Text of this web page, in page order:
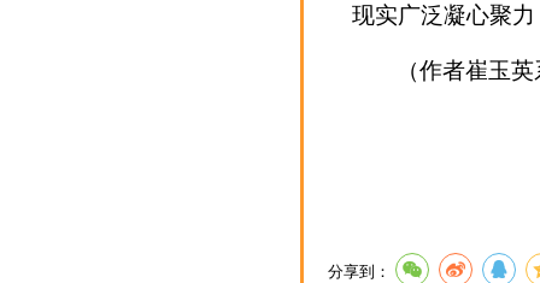
现实广泛凝心聚
（作者崔玉
分享到：